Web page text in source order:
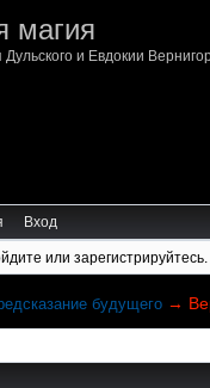
магия
и Евдокии
Вход
или зарегистрируйтесь.
будущего →